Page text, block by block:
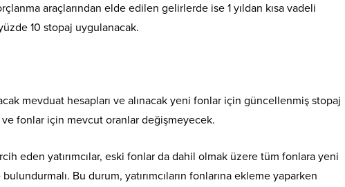
araçlarından elde edilen gelirlerde ise 1 yıldan kısa vadeli
10 stopaj uygulanacak.
mevduat hesapları ve alınacak yeni fonlar için güncellenmiş stopaj
fonlar için mevcut oranlar değişmeyecek.
eden yatırımcılar, eski fonlar da dahil olmak üzere tüm fonlara yeni
Bu durum, yatırımcıların fonlarına ekleme yaparken